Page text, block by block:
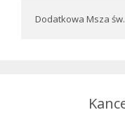
Dodatkowa Msza